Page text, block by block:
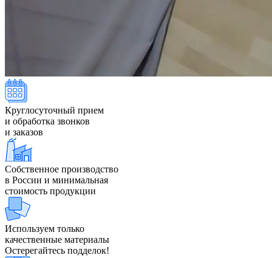
Круглосуточный прием
и обработка звонков
и заказов
Собственное производство
в России и минимальная
стоимость продукции
Используем только
качественные материалы
Остерегайтесь подделок!